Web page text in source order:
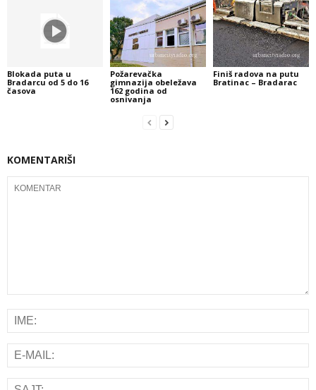
Blokada puta u
Bradarcu od 5 do 16
časova
Požarevačka
gimnazija obeležava
162 godina od
osnivanja
Finiš radova na putu
Bratinac – Bradarac
KOMENTARIŠI